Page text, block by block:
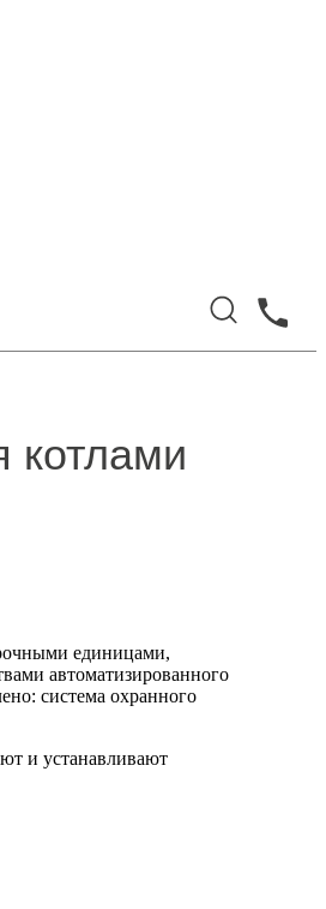
котлами
единицами,
автоматизированного
система охранного
и устанавливают